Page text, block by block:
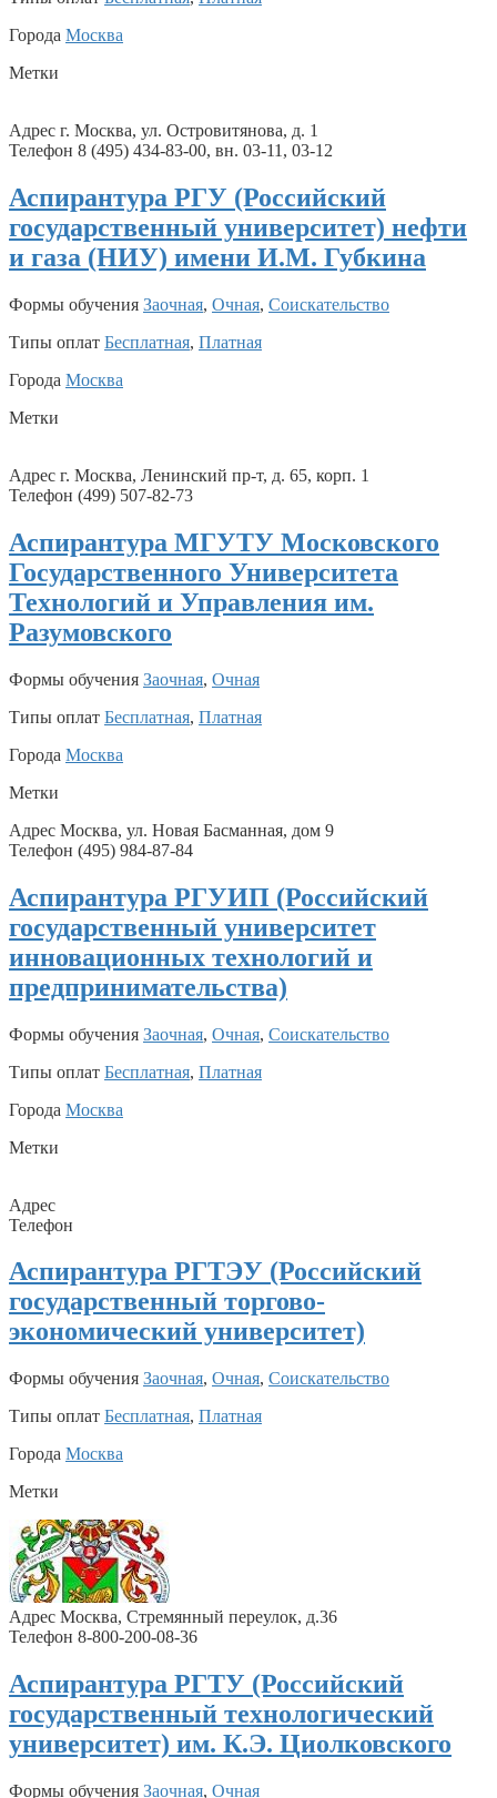
Города Москва
Метки
Адрес г. Москва, ул. Островитянова, д. 1
Телефон 8 (495) 434-83-00, вн. 03-11, 03-12
Аспирантура РГУ (Российский
государственный университет) нефти
и газа (НИУ) имени И.М. Губкина
Формы обучения Заочная, Очная, Соискательство
Типы оплат Бесплатная, Платная
Города Москва
Метки
Адрес г. Москва, Ленинский пр-т, д. 65, корп. 1
Телефон (499) 507-82-73
Аспирантура МГУТУ Московского
Государственного Университета
Технологий и Управления им.
Разумовского
Формы обучения Заочная, Очная
Типы оплат Бесплатная, Платная
Города Москва
Метки
Адрес Москва, ул. Новая Басманная, дом 9
Телефон (495) 984-87-84
Аспирантура РГУИП (Российский
государственный университет
инновационных технологий и
предпринимательства)
Формы обучения Заочная, Очная, Соискательство
Типы оплат Бесплатная, Платная
Города Москва
Метки
Адрес
Телефон
Аспирантура РГТЭУ (Российский
государственный торгово-
экономический университет)
Формы обучения Заочная, Очная, Соискательство
Типы оплат Бесплатная, Платная
Города Москва
Метки
Адрес Москва, Стремянный переулок, д.36
Телефон 8-800-200-08-36
Аспирантура PГТУ (Российский
государственный технологический
университет) им. К.Э. Циолковского
Формы обучения Заочная, Очная